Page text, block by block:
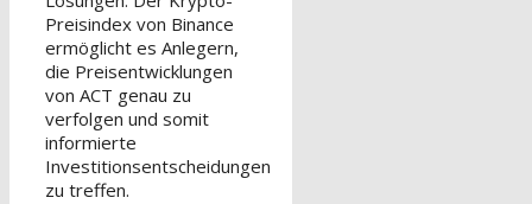
Preisindex von Binance
ermöglicht es Anlegern,
die Preisentwicklungen
von ACT genau zu
verfolgen und somit
informierte
Investitionsentscheidungen
zu treffen.